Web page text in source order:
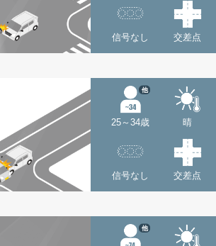
信号なし 交差点
25～34歳
他
晴
信号なし 交差点
他